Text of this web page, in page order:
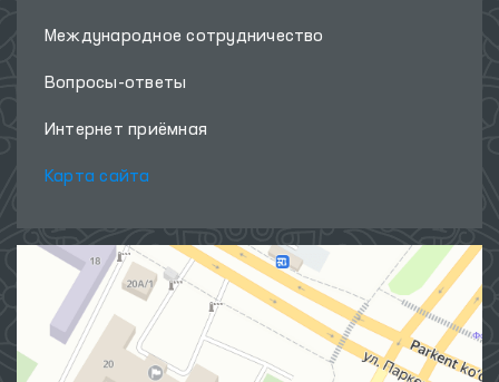
Международное сотрудничество
Вопросы-ответы
Интернет приёмная
Карта сайта